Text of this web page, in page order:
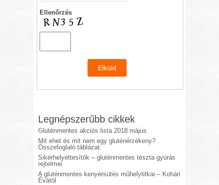
Ellenőrzés
Legnépszerűbb cikkek
Gluténmentes akciós lista 2018 május
Mit ehet és mit nem egy gluténérzékeny?
Összefoglaló táblázat.
Sikérhelyettesítők – gluténmentes tészta gyúrás
rejtelmei
A gluténmentes kenyérsütés műhelytitkai – Kohári
Évától